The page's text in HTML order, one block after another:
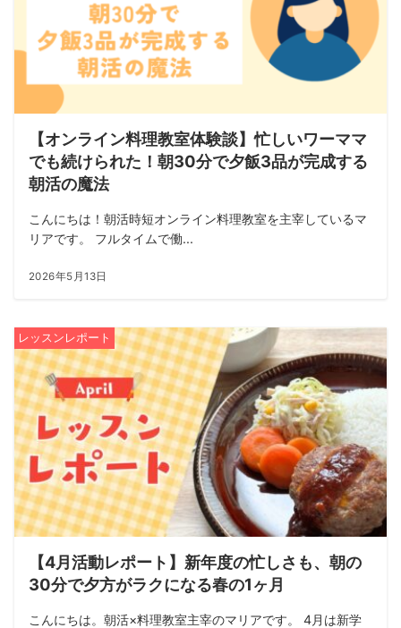
【オンライン料理教室体験談】忙しいワーママ
でも続けられた！朝30分で夕飯3品が完成する
朝活の魔法
こんにちは！朝活時短オンライン料理教室を主宰しているマ
リアです。 フルタイムで働...
2026年5月13日
レッスンレポート
【4月活動レポート】新年度の忙しさも、朝の
30分で夕方がラクになる春の1ヶ月
こんにちは。朝活×料理教室主宰のマリアです。 4月は新学